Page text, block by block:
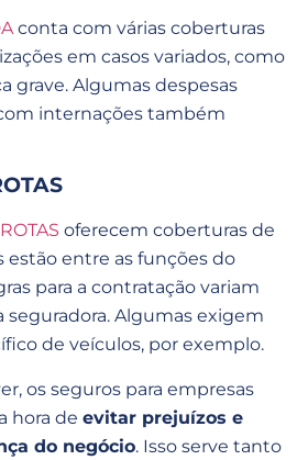
conta com várias coberturas
em casos variados, como
grave. Algumas despesas
internações também
oferecem coberturas de
estão entre as funções do
para a contratação variam
seguradora. Algumas exigem
de veículos, por exemplo.
os seguros para empresas
hora de evitar prejuízos e
do negócio. Isso serve tanto